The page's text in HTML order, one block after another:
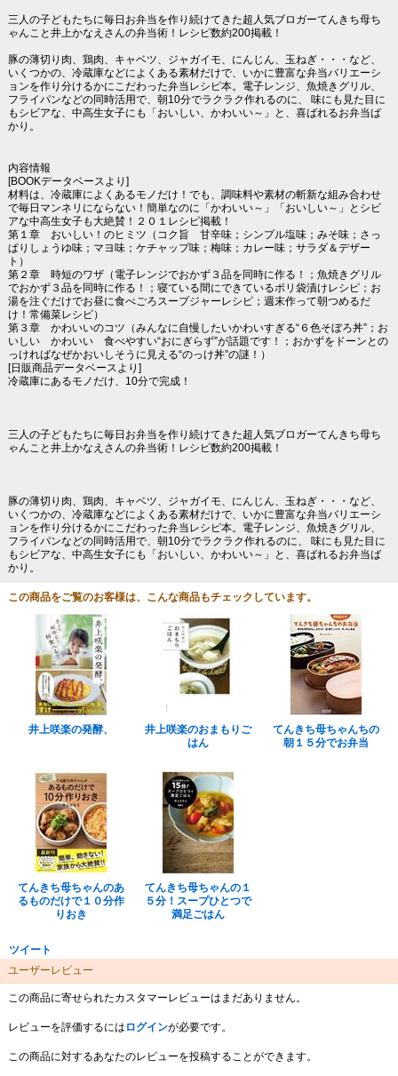
三人の子どもたちに毎日お弁当を作り続けてきた超人気ブロガーてんきち母ち
ゃんこと井上かなえさんの弁当術！レシピ数約200掲載！
豚の薄切り肉、鶏肉、キャベツ、ジャガイモ、にんじん、玉ねぎ・・・など、
いくつかの、冷蔵庫などによくある素材だけで、いかに豊富な弁当バリエーシ
ョンを作り分けるかにこだわった弁当レシピ本。電子レンジ、魚焼きグリル、
フライパンなどの同時活用で、朝10分でラクラク作れるのに、 味にも見た目に
もシビアな、中高生女子にも「おいしい、かわいい～」と、喜ばれるお弁当ば
かり。
内容情報
[BOOKデータベースより]
材料は、冷蔵庫によくあるモノだけ！でも、調味料や素材の斬新な組み合わせ
で毎日マンネリにならない！簡単なのに「かわいい～」「おいしい～」とシビ
アな中高生女子も大絶賛！２０１レシピ掲載！
第１章 おいしい！のヒミツ（コク旨 甘辛味；シンプル塩味；みそ味；さっ
ぱりしょうゆ味；マヨ味；ケチャップ味；梅味；カレー味；サラダ＆デザー
ト）
第２章 時短のワザ（電子レンジでおかず３品を同時に作る！；魚焼きグリル
でおかず３品を同時に作る！；寝ている間にできているポリ袋漬けレシピ；お
湯を注ぐだけでお昼に食べごろスープジャーレシピ；週末作って朝つめるだ
け！常備菜レシピ）
第３章 かわいいのコツ（みんなに自慢したいかわいすぎる“６色そぼろ丼”；お
いしい かわいい 食べやすい“おにぎらず”が話題です！；おかずをドーンとの
っければなぜかおいしそうに見える“のっけ丼”の謎！）
[日販商品データベースより]
冷蔵庫にあるモノだけ、10分で完成！
三人の子どもたちに毎日お弁当を作り続けてきた超人気ブロガーてんきち母ち
ゃんこと井上かなえさんの弁当術！レシピ数約200掲載！
豚の薄切り肉、鶏肉、キャベツ、ジャガイモ、にんじん、玉ねぎ・・・など、
いくつかの、冷蔵庫などによくある素材だけで、いかに豊富な弁当バリエーシ
ョンを作り分けるかにこだわった弁当レシピ本。電子レンジ、魚焼きグリル、
フライパンなどの同時活用で、朝10分でラクラク作れるのに、 味にも見た目に
もシビアな、中高生女子にも「おいしい、かわいい～」と、喜ばれるお弁当ば
かり。
この商品をご覧のお客様は、こんな商品もチェックしています。
井上咲楽の発酵、
井上咲楽のおまもりご
はん
てんきち母ちゃんちの
朝１５分でお弁当
てんきち母ちゃんのあ
るものだけで１０分作
りおき
てんきち母ちゃんの１
５分！スープひとつで
満足ごはん
ツイート
ユーザーレビュー
この商品に寄せられたカスタマーレビューはまだありません。
レビューを評価するには ログインが必要です。
この商品に対するあなたのレビューを投稿することができます。